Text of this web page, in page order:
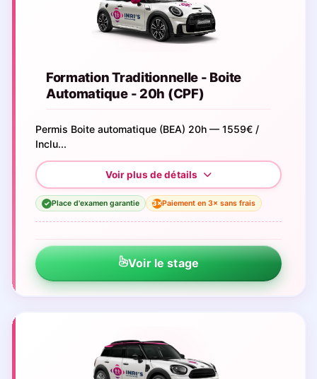
Formation Traditionnelle - Boite
Automatique - 20h (CPF)
Permis Boite automatique (BEA) 20h — 1559€ /
Inclu...
✓ Place d'examen garantie 3×Paiement en 3× sans frais
Voir le stage